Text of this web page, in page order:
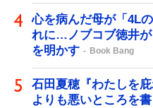
心を病んだ母が「4L
れに…ノブコブ徳井
を明かす
Book Bang
石田夏穂『わたしを
よりも悪いところを